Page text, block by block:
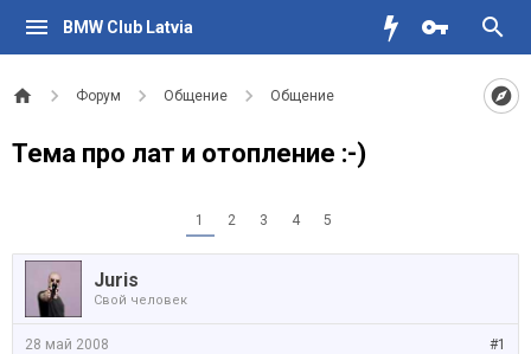
BMW Club Latvia
Форум Общение Общение
Тема про лат и отопление :-)
1 2 3 4 5
Juris
Свой человек
#1
28 май 2008